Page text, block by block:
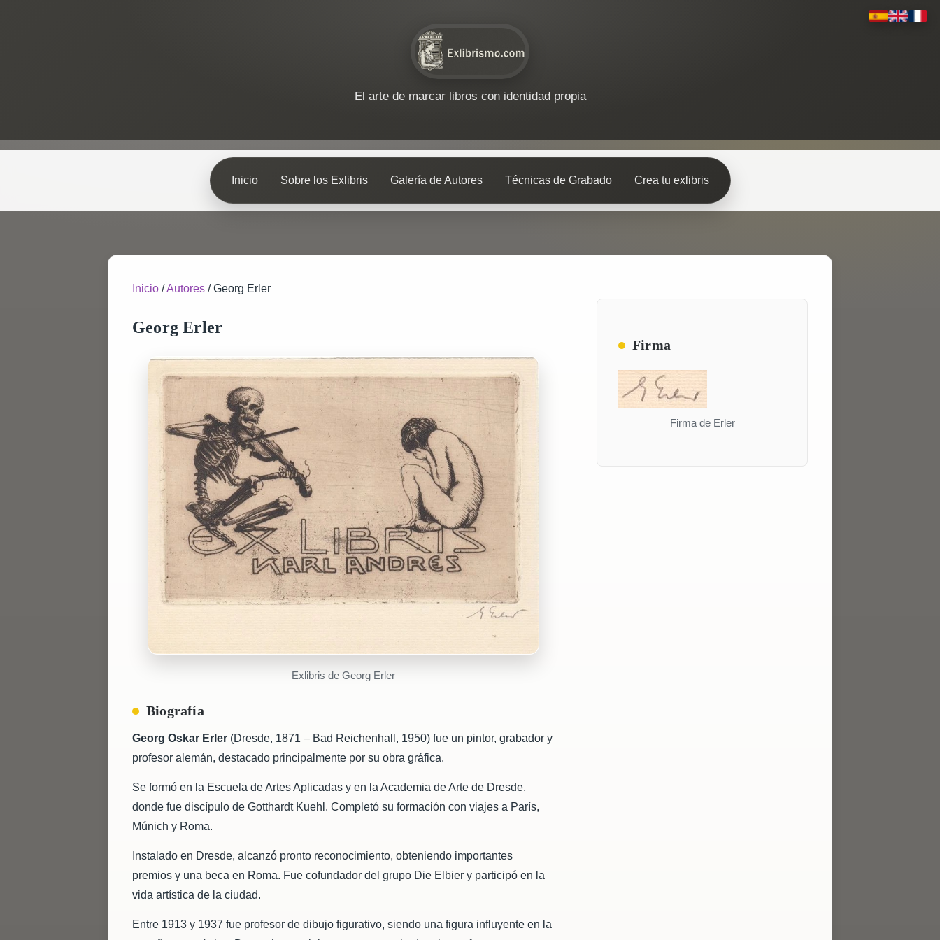
El arte de marcar libros con identidad propia
Inicio Sobre los Exlibris Galería de Autores Técnicas de Grabado Crea tu exlibris
Inicio /Autores /Georg Erler
Georg Erler
Exlibris de Georg Erler
Biografía
Georg Oskar Erler (Dresde, 1871 – Bad Reichenhall, 1950) fue un pintor, grabador y
profesor alemán, destacado principalmente por su obra gráfica.
Se formó en la Escuela de Artes Aplicadas y en la Academia de Arte de Dresde,
donde fue discípulo de Gotthardt Kuehl. Completó su formación con viajes a París,
Múnich y Roma.
Instalado en Dresde, alcanzó pronto reconocimiento, obteniendo importantes
premios y una beca en Roma. Fue cofundador del grupo Die Elbier y participó en la
vida artística de la ciudad.
Entre 1913 y 1937 fue profesor de dibujo figurativo, siendo una figura influyente en la
Firma
Firma de Erler